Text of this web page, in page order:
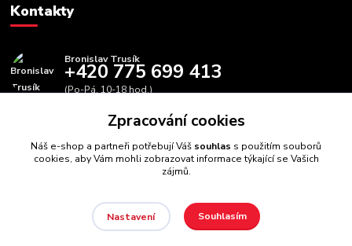
Kontakty
Bronislav Trusík
+420 775 699 413
(Po-Pá, 10-18 hod.)
info@bbfitness.cz
BBfintess.cz -Fitness doplňky a zdravá výživa//Webdesign
Zpracování cookies
Náš e-shop a partneři potřebují Váš souhlas s použitím souborů
cookies, aby Vám mohli zobrazovat informace týkající se Vašich
zájmů.
Nastavení Souhlasím